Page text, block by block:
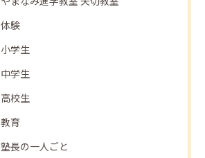
体験
小学生
中学生
高校生
教育
塾長の一人ごと